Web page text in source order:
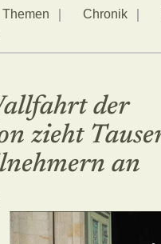
Themen Chronik
der
zieht
an